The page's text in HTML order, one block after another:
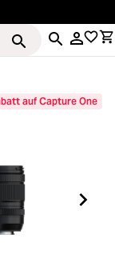
auf Capture One